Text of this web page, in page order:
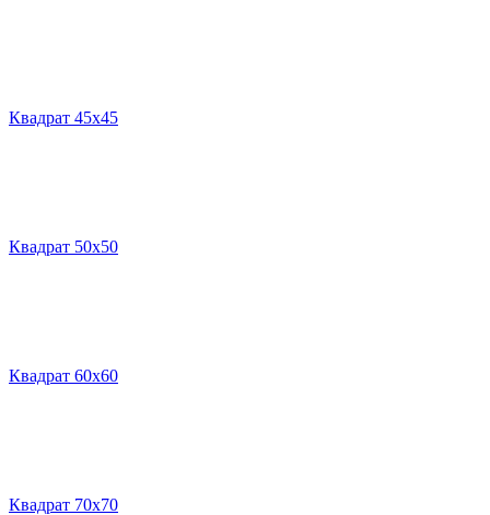
Квадрат 45х45
Квадрат 50х50
Квадрат 60х60
Квадрат 70х70